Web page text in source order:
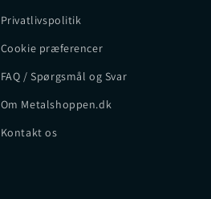
Privatlivspolitik
Cookie præferencer
FAQ / Spørgsmål og Svar
Om Metalshoppen.dk
Kontakt os